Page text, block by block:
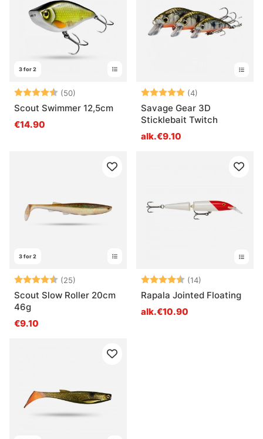
3 for 2
Arvio: (50)
4.7 5:sta tähdestä
Scout Swimmer 12,5cm
€14.90
Arvio: (4)
Savage Gear 3D
Sticklebait Twitch
alk.€9.10
3 for 2
Arvio: (25)
4.7 5:sta tähdestä
Scout Slow Roller 20cm
46g
€9.10
Arvio: (14)
Rapala Jointed Floating
alk.€10.90